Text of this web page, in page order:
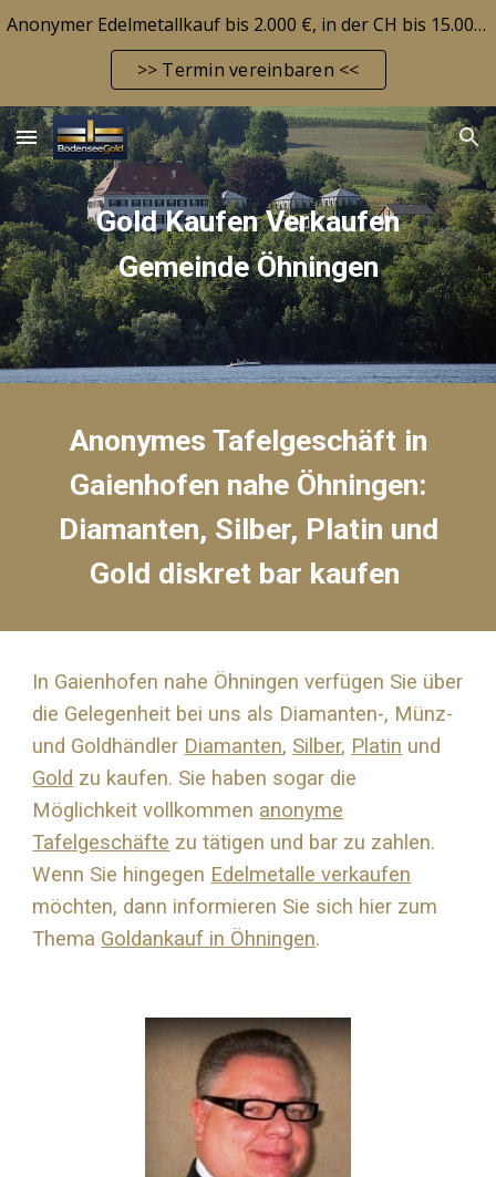
Skip to main content
Anonymer Edelmetallkauf bis 2.000 €, in der CH bis 15.000 CHF! Edelmetallbarrendepot möglich! Aktuelle Marktlage siehe FAQ-Seite!
>> Termin vereinbaren <<
Gold Kaufen Verkaufen
Gemeinde Öhningen
Anonymes Tafelgeschäft in
Gaienhofen nahe Öhningen:
Diamanten, Silber, Platin und
Gold diskret bar kaufen
In Gaienhofen nahe Öhningenverfügen Sie über
die Gelegenheit bei uns als Diamanten-, Münz-
und Goldhändler Diamanten, Silber, Platin und
Gold zu kaufen. Sie haben sogar die
Möglichkeit vollkommen anonyme
Tafelgeschäfte zu tätigen und bar zu zahlen.
Wenn Sie hingegen Edelmetalle verkaufen
möchten, dann informieren Sie sich hier zum
Thema Goldankauf in Öhningen.